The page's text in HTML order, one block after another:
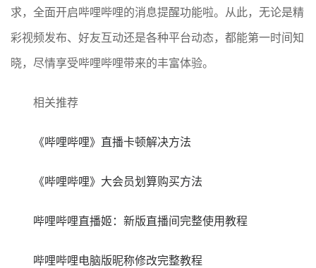
求，全面开启哔哩哔哩的消息提醒功能啦。从此，无论是精
彩视频发布、好友互动还是各种平台动态，都能第一时间知
晓，尽情享受哔哩哔哩带来的丰富体验。
相关推荐
《哔哩哔哩》直播卡顿解决方法
《哔哩哔哩》大会员划算购买方法
哔哩哔哩直播姬：新版直播间完整使用教程
哔哩哔哩电脑版昵称修改完整教程